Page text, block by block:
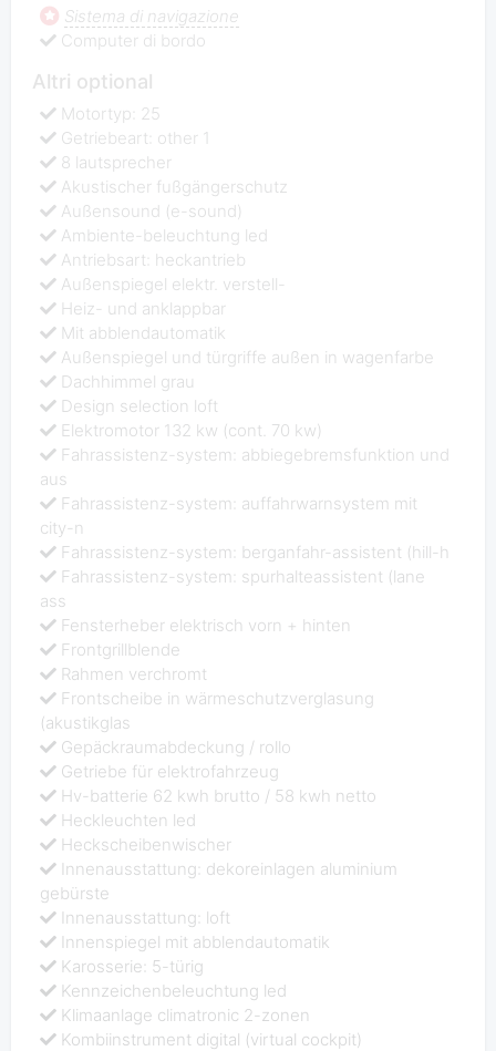
Sistema di navigazione
Computer di bordo
Altri optional
Motortyp: 25
Getriebeart: other 1
8 lautsprecher
Akustischer fußgängerschutz
Außensound (e-sound)
Ambiente-beleuchtung led
Antriebsart: heckantrieb
Außenspiegel elektr. verstell-
Heiz- und anklappbar
Mit abblendautomatik
Außenspiegel und türgriffe außen in wagenfarbe
Dachhimmel grau
Design selection loft
Elektromotor 132 kw (cont. 70 kw)
Fahrassistenz-system: abbiegebremsfunktion und
aus
Fahrassistenz-system: auffahrwarnsystem mit
city-n
Fahrassistenz-system: berganfahr-assistent (hill-h
Fahrassistenz-system: spurhalteassistent (lane
ass
Fensterheber elektrisch vorn + hinten
Frontgrillblende
Rahmen verchromt
Frontscheibe in wärmeschutzverglasung
(akustikglas
Gepäckraumabdeckung / rollo
Getriebe für elektrofahrzeug
Hv-batterie 62 kwh brutto / 58 kwh netto
Heckleuchten led
Heckscheibenwischer
Innenausstattung: dekoreinlagen aluminium
gebürste
Innenausstattung: loft
Innenspiegel mit abblendautomatik
Karosserie: 5-türig
Kennzeichenbeleuchtung led
Klimaanlage climatronic 2-zonen
Kombiinstrument digital (virtual cockpit)